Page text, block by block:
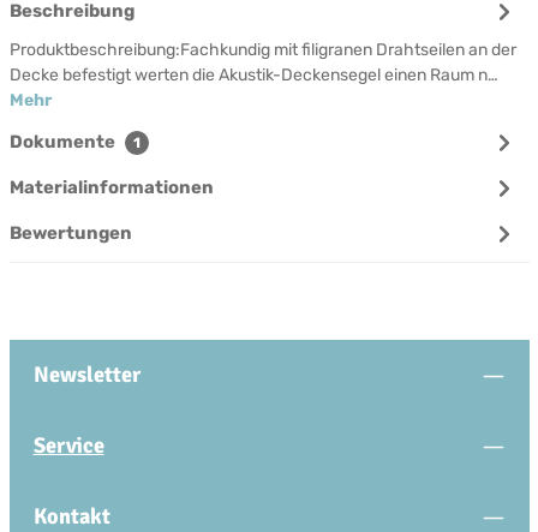
Beschreibung
Produktbeschreibung:Fachkundig mit filigranen Drahtseilen an der
Decke befestigt werten die Akustik-Deckensegel einen Raum n…
Mehr
Dokumente 1
Materialinformationen
Bewertungen
Newsletter
Service
Kontakt